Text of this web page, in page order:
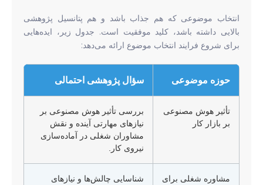
انتخاب موضوعی که هم جذاب باشد و هم پتانسیل پژوهشی
بالایی داشته باشد، کلید موفقیت است. جدول زیر، ایده‌هایی
برای شروع فرایند انتخاب موضوع ارائه می‌دهد:
حوزه موضوعی سؤال پژوهشی احتمالی
تأثیر هوش مصنوعی
بر بازار کار
بررسی تأثیر هوش مصنوعی بر
نیازهای مهارتی آینده و نقش
مشاوران شغلی در آماده‌سازی
نیروی کار.
مشاوره شغلی برای
شناسایی چالش‌ها و نیازهای